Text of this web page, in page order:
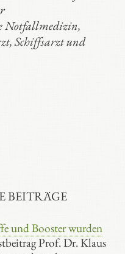
Notfallmedizin,
Schiffsarzt und
BEITRÄGE
und Booster wurden
Prof. Dr. Klaus